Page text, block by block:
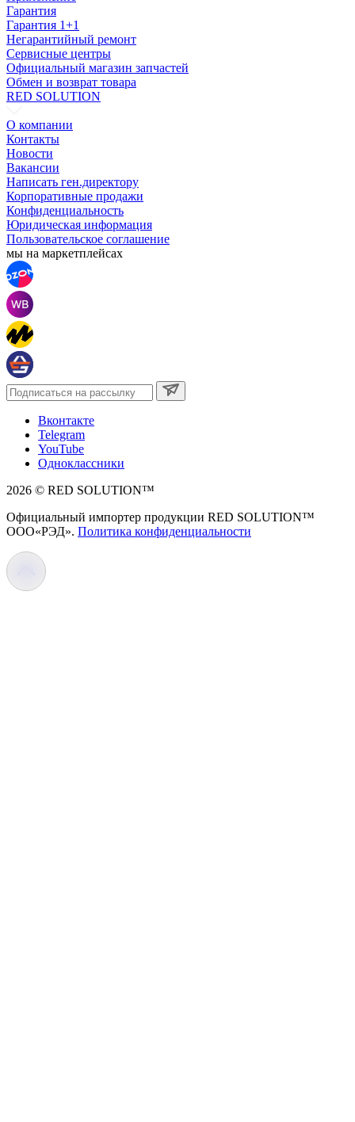
Гарантия
Гарантия 1+1
Негарантийный ремонт
Сервисные центры
Официальный магазин запчастей
Обмен и возврат товара
RED SOLUTION
О компании
Контакты
Новости
Вакансии
Написать ген.директору
Корпоративные продажи
Конфиденциальность
Юридическая информация
Пользовательское соглашение
мы на маркетплейсах
Вконтакте
Telegram
YouTube
Одноклассники
2026 © RED SOLUTION™
Официальный импортер продукции RED SOLUTION™
OOO«РЭД». Политика конфиденциальности